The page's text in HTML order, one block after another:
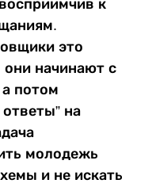
к
это
начинают с
потом
на
молодежь
и не искать